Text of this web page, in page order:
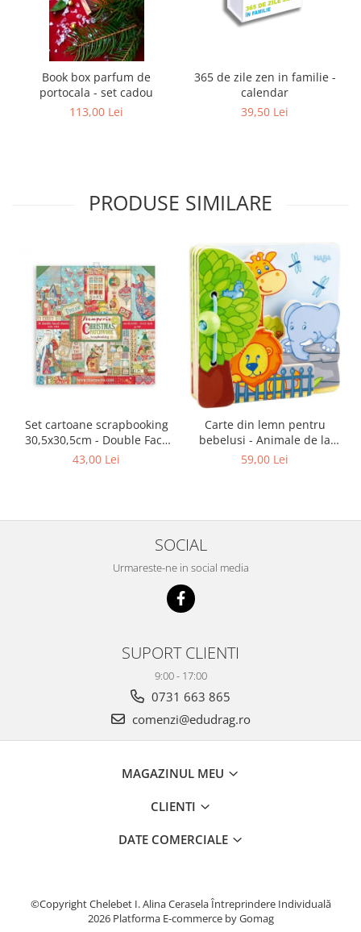
Book box parfum de
portocala - set cadou
113,00 Lei
365 de zile zen in familie -
calendar
39,50 Lei
PRODUSE SIMILARE
Set cartoane scrapbooking
30,5х30,5cm - Double Face
Christmas Patchwork
43,00 Lei
Carte din lemn pentru
bebelusi - Animale de la
zoo, Haba
59,00 Lei
SOCIAL
Urmareste-ne in social media
SUPORT CLIENTI
9:00 - 17:00
0731 663 865
comenzi@edudrag.ro
MAGAZINUL MEU
CLIENTI
DATE COMERCIALE
©Copyright Chelebet I. Alina Cerasela Întreprindere Individuală
2026 Platforma E-commerce by Gomag